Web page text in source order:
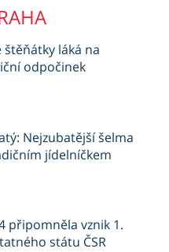
štěňátky láká na
odpočinek
Nejzubatější šelma
jídelníčkem
připomněla vznik 1.
státu ČSR